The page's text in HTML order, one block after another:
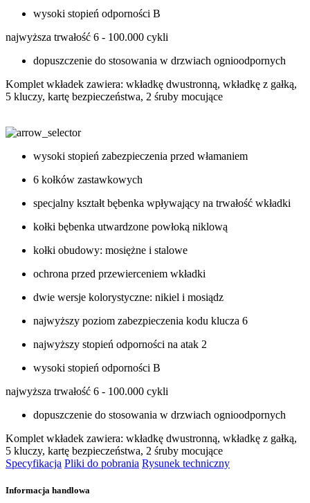
wysoki stopień odporności B
najwyższa trwałość 6 - 100.000 cykli
dopuszczenie do stosowania w drzwiach ognioodpornych
Komplet wkładek zawiera: wkładkę dwustronną, wkładkę z gałką,
5 kluczy, kartę bezpieczeństwa, 2 śruby mocujące
wysoki stopień zabezpieczenia przed włamaniem
6 kołków zastawkowych
specjalny kształt bębenka wpływający na trwałość wkładki
kołki bębenka utwardzone powłoką niklową
kołki obudowy: mosiężne i stalowe
ochrona przed przewierceniem wkładki
dwie wersje kolorystyczne: nikiel i mosiądz
najwyższy poziom zabezpieczenia kodu klucza 6
najwyższy stopień odporności na atak 2
wysoki stopień odporności B
najwyższa trwałość 6 - 100.000 cykli
dopuszczenie do stosowania w drzwiach ognioodpornych
Komplet wkładek zawiera: wkładkę dwustronną, wkładkę z gałką,
5 kluczy, kartę bezpieczeństwa, 2 śruby mocujące
Specyfikacja Pliki do pobrania Rysunek techniczny
Informacja handlowa